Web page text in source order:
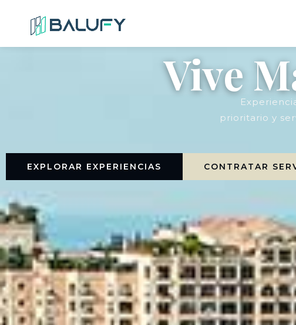
Vive
prioritario y
EXPLORAR EXPERIENCIAS CONTRATAR